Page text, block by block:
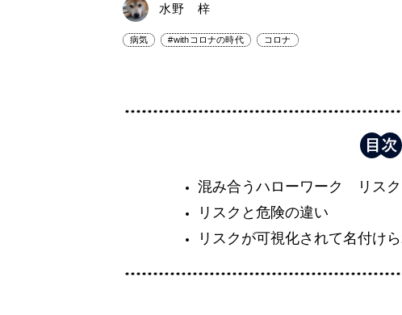
水野 梓
病気 #withコロナの時代 コロナ
混み合うハローワーク リス
リスクと危険の違い
リスクが可視化されて名付け